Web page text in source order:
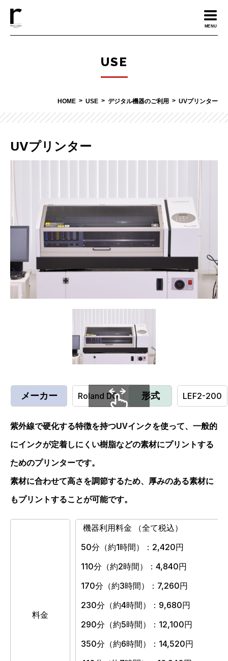
MENU
USE
HOME USE デジタル機器のご利用 UVプリンター
UVプリンター
メーカー Roland DG 形式 LEF2-200
スクロールできます
紫外線で硬化する特徴を持つUVインクを使って、一般的
にインクが定着しにくい樹脂などの素材にプリントする
ためのプリンターです。
素材に合わせて高さを調節するため、厚みのある素材に
もプリントすることが可能です。
料金
機器利用料金 （全て税込）
50分（約1時間）：2,420円
110分（約2時間）：4,840円
170分（約3時間）：7,260円
230分（約4時間）：9,680円
290分（約5時間）：12,100円
350分（約6時間）：14,520円